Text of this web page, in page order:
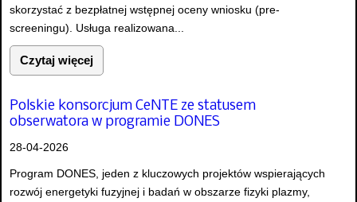
skorzystać z bezpłatnej wstępnej oceny wniosku (pre-
screeningu). Usługa realizowana...
Czytaj więcej
Polskie konsorcjum CeNTE ze statusem
obserwatora w programie DONES
28-04-2026
Program DONES, jeden z kluczowych projektów wspierających
rozwój energetyki fuzyjnej i badań w obszarze fizyki plazmy,